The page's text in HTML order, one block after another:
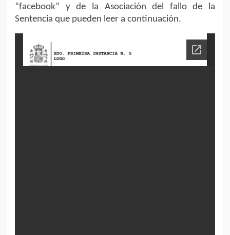
“facebook” y de la Asociación del fallo de la
Sentencia que pueden leer a continuación.